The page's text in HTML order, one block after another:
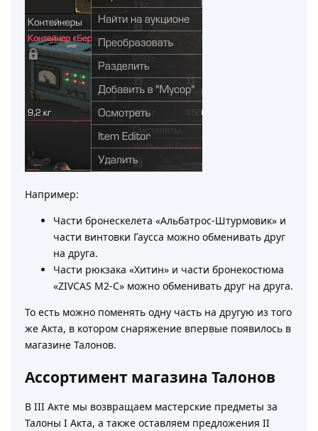
Например:
Части бронескелета «Альбатрос-Штурмовик» и
части винтовки Гаусса можно обменивать друг
на друга.
Части рюкзака «Хитин» и части бронекостюма
«ZIVCAS M2-C» можно обменивать друг на друга.
То есть можно поменять одну часть на другую из того
же Акта, в котором снаряжение впервые появилось в
магазине Талонов.
Ассортимент магазина Талонов
В III Акте мы возвращаем мастерские предметы за
Талоны I Акта, а также оставляем предложения II